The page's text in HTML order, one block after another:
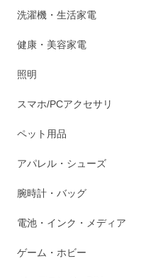
洗濯機・生活家電
健康・美容家電
照明
スマホ/PCアクセサリ
ペット用品
アパレル・シューズ
腕時計・バッグ
電池・インク・メディア
ゲーム・ホビー